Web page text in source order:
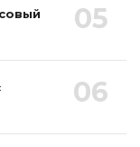
05
06